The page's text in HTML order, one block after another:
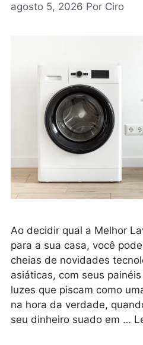
agosto 5, 2026 Por Ciro
Ao decidir qual a Melhor
para a sua casa, você
cheias de novidades
asiáticas, com seus
luzes que piscam como
na hora da verdade,
seu dinheiro suado em …